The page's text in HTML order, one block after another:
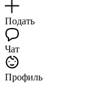
Подать
Чат
Профиль